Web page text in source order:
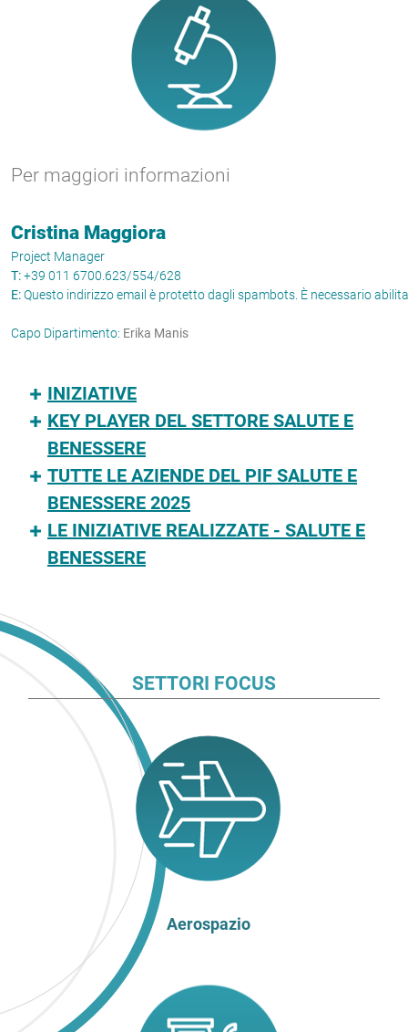
Per maggiori informazioni
Cristina Maggiora
Project Manager
T:+39 011 6700.623/554/628
E:Questo indirizzo email è protetto dagli spambots. È necessario
Capo Dipartimento: Erika Manis
INIZIATIVE
KEY PLAYER DEL SETTORE SALUTE E
BENESSERE
TUTTE LE AZIENDE DEL PIF SALUTE E
BENESSERE 2025
LE INIZIATIVE REALIZZATE - SALUTE E
BENESSERE
SETTORI FOCUS
Aerospazio